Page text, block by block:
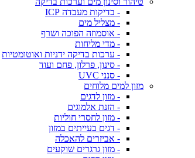
- בדיקות מעבדה ICP
- מצליל מים
- אוסמוזה הפוכה ושרף
- מדי מליחות
- ערכות בדיקה ידניות ואוטומטיות
- סינון, פרלון, פחם ועוד
- סנני UVC
מזון למים מלוחים
- מזון לדגים
- הזנת אלמוגים
- מזון לחסרי חוליות
- דגים בעייתים במזון
- אביזרים להאכלה
- מזון גרגרים שוקעים